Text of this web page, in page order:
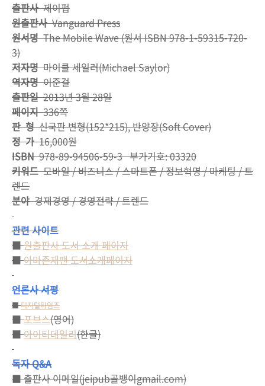
출판사제이펍
원출판사Vanguard Press
원서명The Mobile Wave (원서 ISBN 978-1-59315-720-
3)
저자명마이클 세일러(Michael Saylor)
역자명이준걸
출판일2013년 3월 28일
페이지336쪽
판 형신국판 변형(152*215), 반양장(Soft Cover)
정 가16,000원
ISBN978-89-94506-59-3 부가기호: 03320
키워드모바일 / 비즈니스 / 스마트폰 / 정보혁명 / 마케팅 / 트
렌드
분야경제경영 / 경영전략 / 트렌드
관련 사이트
■원출판사 도서 소개 페이지
■아마존재팬 도서소개페이지
언론사 서평
■디지털타임즈
■포브스(영어)
■아이티데일리(한글)
독자 Q&A
■ 출판사 이메일(jeipub골뱅이gmail.com)